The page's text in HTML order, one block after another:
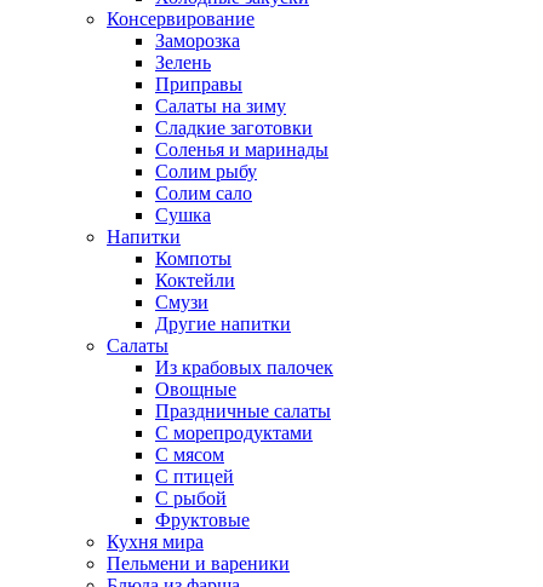
Консервирование
Заморозка
Зелень
Приправы
Салаты на зиму
Сладкие заготовки
Соленья и маринады
Солим рыбу
Солим сало
Сушка
Напитки
Компоты
Коктейли
Смузи
Другие напитки
Салаты
Из крабовых палочек
Овощные
Праздничные салаты
С морепродуктами
С мясом
С птицей
С рыбой
Фруктовые
Кухня мира
Пельмени и вареники